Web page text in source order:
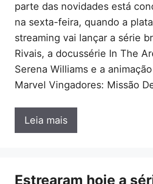
parte das novidades está
na sexta-feira, quando a
streaming vai lançar a série
Rivais, a docussérie In The
Serena Williams e a animação
Marvel Vingadores: Missão
Leia mais
Estrearam hoje a